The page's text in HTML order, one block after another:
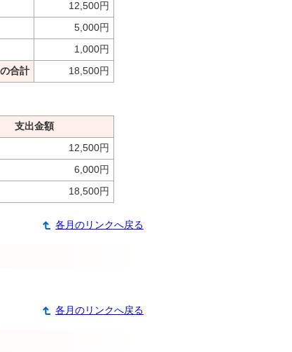
12,500円
5,000円
1,000円
合計 18,500円
支出金額
12,500円
6,000円
18,500円
各月のリンクへ戻る
各月のリンクへ戻る